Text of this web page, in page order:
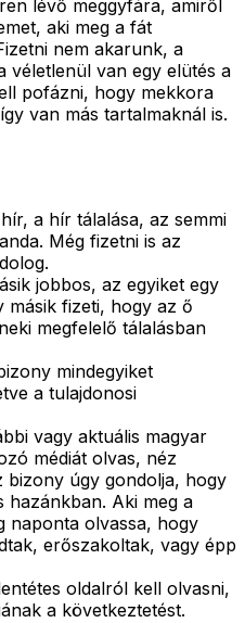
lévő meggyfára, amiről
aki meg a fát
nem akarunk, a
véletlenül van egy elütés a
pofázni, hogy mekkora
van más tartalmaknál is.
a hír tálalása, az semmi
Még fizetni is az
jobbos, az egyiket egy
másik fizeti, hogy az ő
megfelelő tálalásban
mindegyiket
a tulajdonosi
vagy aktuális magyar
médiát olvas, néz
bizony úgy gondolja, hogy
hazánkban. Aki meg a
naponta olvassa, hogy
erőszakoltak, vagy épp
oldalról kell olvasni,
a következtetést.